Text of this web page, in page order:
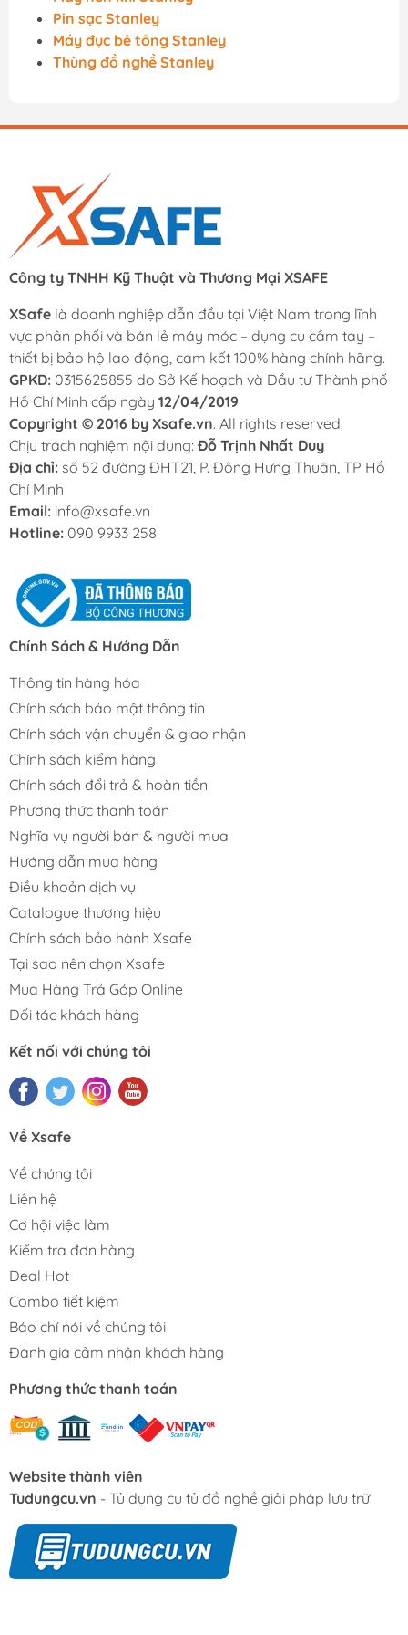
Pin sạc Stanley
Máy đục bê tông Stanley
Thùng đồ nghề Stanley
Công ty TNHH Kỹ Thuật và Thương Mại XSAFE
XSafe là doanh nghiệp dẫn đầu tại Việt Nam trong lĩnh
vực phân phối và bán lẻ máy móc – dụng cụ cầm tay –
thiết bị bảo hộ lao động, cam kết 100% hàng chính hãng.
GPKD: 0315625855 do Sở Kế hoạch và Đầu tư Thành phố
Hồ Chí Minh cấp ngày 12/04/2019
Copyright © 2016 by Xsafe.vn. All rights reserved
Chịu trách nghiệm nội dung: Đỗ Trịnh Nhất Duy
Địa chỉ: số 52 đường ĐHT21, P. Đông Hưng Thuận, TP Hồ
Chí Minh
Email: info@xsafe.vn
Hotline: 090 9933 258
Chính Sách & Hướng Dẫn
Thông tin hàng hóa
Chính sách bảo mật thông tin
Chính sách vận chuyển & giao nhận
Chính sách kiểm hàng
Chính sách đổi trả & hoàn tiền
Phương thức thanh toán
Nghĩa vụ người bán & người mua
Hướng dẫn mua hàng
Điều khoản dịch vụ
Catalogue thương hiệu
Chính sách bảo hành Xsafe
Tại sao nên chọn Xsafe
Mua Hàng Trả Góp Online
Đối tác khách hàng
Kết nối với chúng tôi
Về Xsafe
Về chúng tôi
Liên hệ
Cơ hội việc làm
Kiểm tra đơn hàng
Deal Hot
Combo tiết kiệm
Báo chí nói về chúng tôi
Đánh giá cảm nhận khách hàng
Phương thức thanh toán
Website thành viên
Tudungcu.vn - Tủ dụng cụ tủ đồ nghề giải pháp lưu trữ